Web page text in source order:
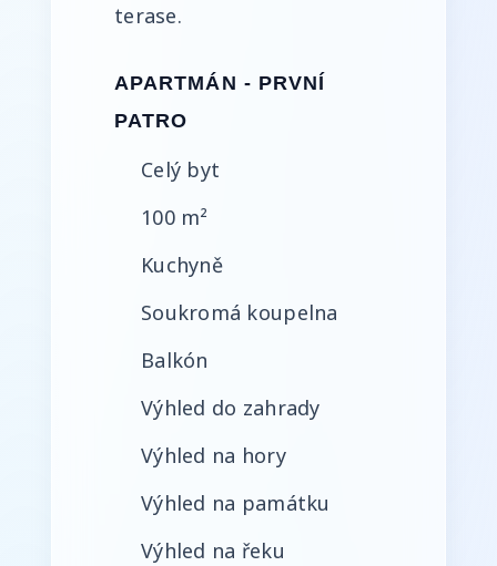
terase.
APARTMÁN - PRVNÍ
PATRO
Celý byt
100 m²
Kuchyně
Soukromá koupelna
Balkón
Výhled do zahrady
Výhled na hory
Výhled na památku
Výhled na řeku